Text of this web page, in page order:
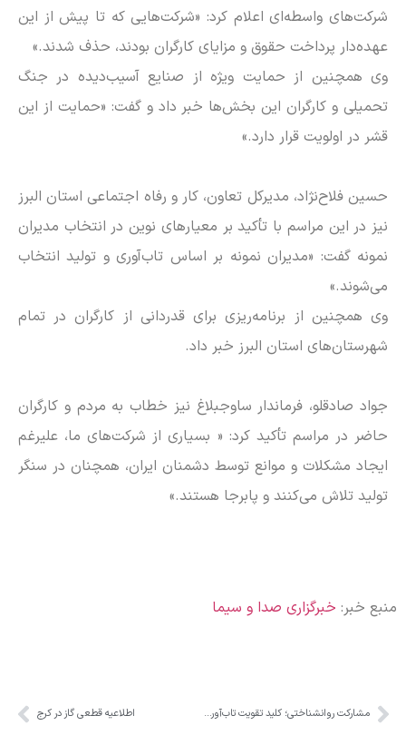
شرکت‌های واسطه‌ای اعلام کرد: «شرکت‌هایی که تا پیش از این
عهده‌دار پرداخت حقوق و مزایای کارگران بودند، حذف شدند.»
وی همچنین از حمایت ویژه از صنایع آسیب‌دیده در جنگ
تحمیلی و کارگران این بخش‌ها خبر داد و گفت: «حمایت از این
قشر در اولویت قرار دارد.»
حسین فلاح‌نژاد، مدیرکل تعاون، کار و رفاه اجتماعی استان البرز
نیز در این مراسم با تأکید بر معیارهای نوین در انتخاب مدیران
نمونه گفت: «مدیران نمونه بر اساس تاب‌آوری و تولید انتخاب
می‌شوند.»
وی همچنین از برنامه‌ریزی برای قدردانی از کارگران در تمام
شهرستان‌های استان البرز خبر داد.
جواد صادقلو، فرماندار ساوجبلاغ نیز خطاب به مردم و کارگران
حاضر در مراسم تأکید کرد: « بسیاری از شرکت‌های ما، علیرغم
ایجاد مشکلات و موانع توسط دشمنان ایران، همچنان در سنگر
تولید تلاش می‌کنند و پابرجا هستند.»
منبع خبر: خبرگزاری صدا و سیما
مشارکت روانشناختی؛ کلید تقویت تاب‌آوری فردی و اجتماعی در شرایط بحران اطلاعیه قطعی گاز در کرج